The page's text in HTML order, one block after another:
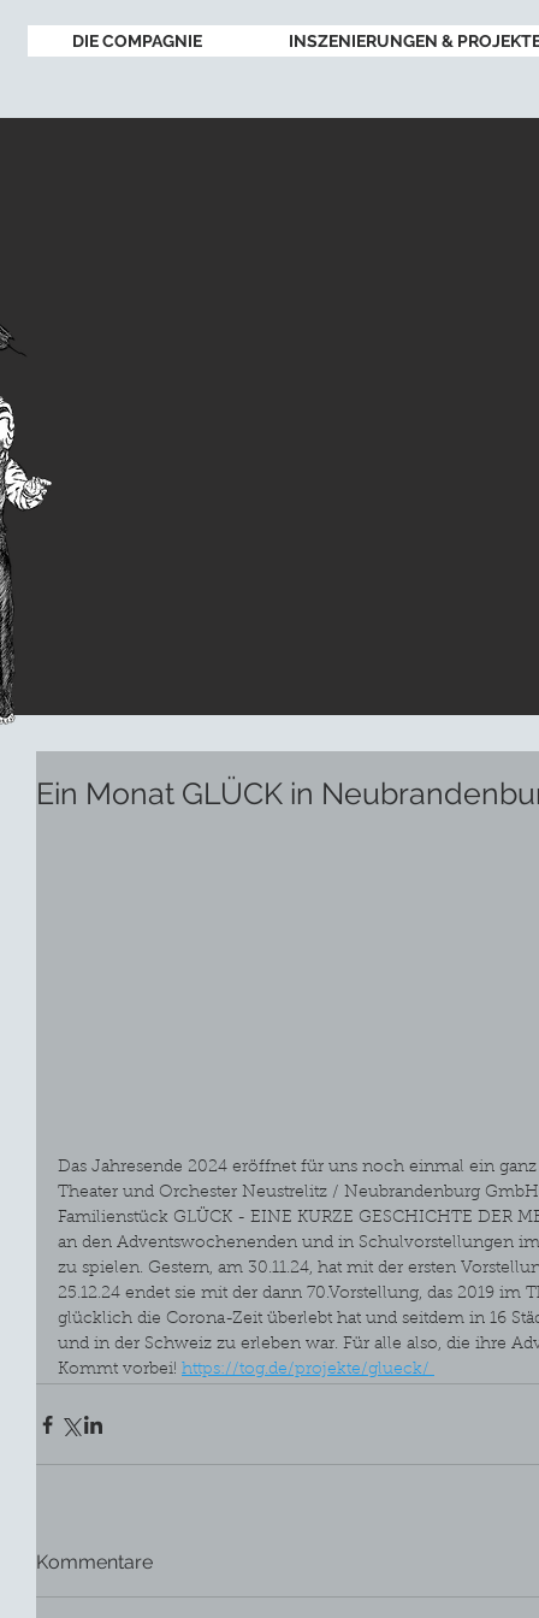
DIE COMPAGNIE INSZENIERUNGEN &
Ein Monat GLÜCK in
Das Jahresende 2024 eröffnet für uns noch einmal ein
Theater und Orchester Neustrelitz / Neubrandenburg
Familienstück GLÜCK - EINE KURZE GESCHICHTE DER
an den Adventswochenenden und in Schulvorstellungen
zu spielen. Gestern, am 30.11.24, hat mit der ersten
25.12.24 endet sie mit der dann 70.Vorstellung, das 2019 im
glücklich die Corona-Zeit überlebt hat und seitdem in 16
und in der Schweiz zu erleben war. Für alle also, die ihre
Kommt vorbei! https://tog.de/projekte/glueck/
Kommentare